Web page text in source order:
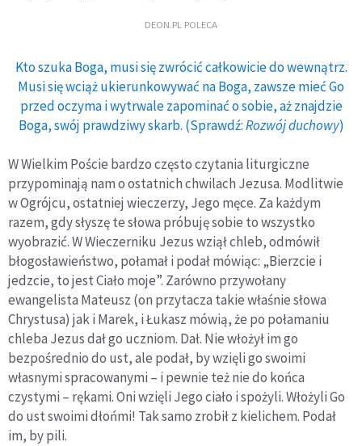
DEON.PL POLECA
Kto szuka Boga, musi się zwrócić całkowicie do wewnątrz.
Musi się wciąż ukierunkowywać na Boga, zawsze mieć Go
przed oczyma i wytrwale zapominać o sobie, aż znajdzie
Boga, swój prawdziwy skarb. (Sprawdź:Rozwój duchowy)
W Wielkim Poście bardzo często czytania liturgiczne
przypominają nam o ostatnich chwilach Jezusa. Modlitwie
w Ogrójcu, ostatniej wieczerzy, Jego męce. Za każdym
razem, gdy słyszę te słowa próbuję sobie to wszystko
wyobrazić. W Wieczerniku Jezus wziął chleb, odmówił
błogosławieństwo, połamał i podał mówiąc: „Bierzcie i
jedzcie, to jest Ciało moje”. Zarówno przywołany
ewangelista Mateusz (on przytacza takie właśnie słowa
Chrystusa) jak i Marek, i Łukasz mówią, że po połamaniu
chleba Jezus dał go uczniom. Dał. Nie włożył im go
bezpośrednio do ust, ale podał, by wzięli go swoimi
własnymi spracowanymi – i pewnie też nie do końca
czystymi – rękami. Oni wzięli Jego ciało i spożyli. Włożyli Go
do ust swoimi dłońmi! Tak samo zrobił z kielichem. Podał
im, by pili.